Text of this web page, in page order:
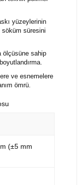
yüzeylerinin
söküm süresini
ölçüsüne sahip
ve esnemelere
ömrü.
(±5 mm